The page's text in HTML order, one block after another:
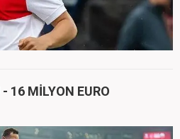
- 16 MİLYON EURO